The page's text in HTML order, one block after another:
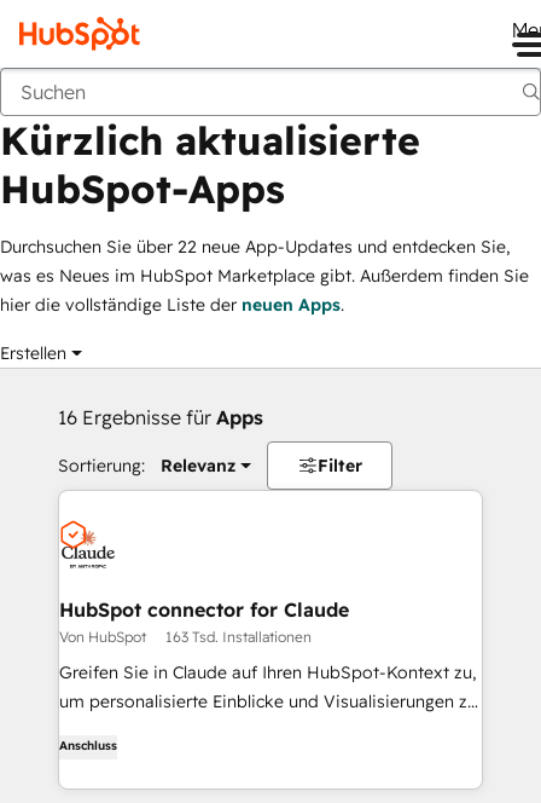
Marketplace
Kürzlich aktualisierte
HubSpot-Apps
Durchsuchen Sie über 22 neue App-Updates und entdecken Sie,
was es Neues im HubSpot Marketplace gibt. Außerdem finden Sie
hier die vollständige Liste der neuen Apps.
Erstellen
16 Ergebnisse für Apps
Sortierung: Relevanz Filter
HubSpot connector for Claude
Von HubSpot 163 Tsd. Installationen
Greifen Sie in Claude auf Ihren HubSpot-Kontext zu,
um personalisierte Einblicke und Visualisierungen zu
Anschluss